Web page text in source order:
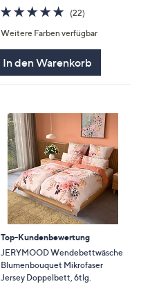
4.7
von
5
(22)22
Weitere Farben verfügbar
In den Warenkorb
Top-Kundenbewertung
JERYMOOD Wendebettwäsche
Blumenbouquet Mikrofaser
Jersey Doppelbett, 6tlg.